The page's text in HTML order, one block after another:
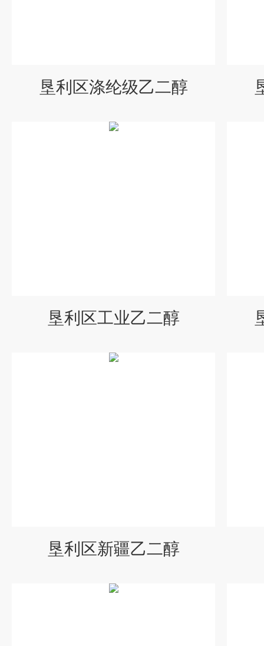
垦利区涤纶级乙二醇
垦利区工业乙二醇
垦利区新疆乙二醇